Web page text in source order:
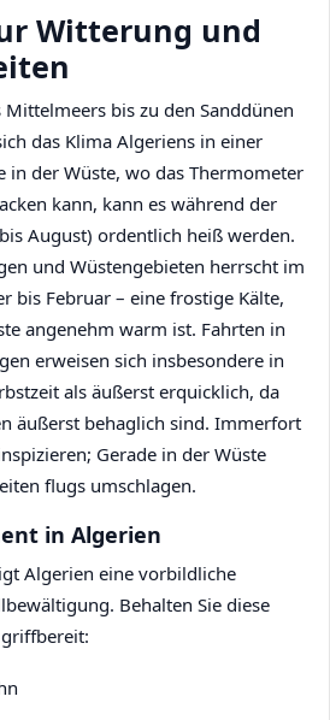
Witterung und
Mittelmeers bis zu den Sanddünen
das Klima Algeriens in einer
in der Wüste, wo das Thermometer
kann, kann es während der
August) ordentlich heiß werden.
und Wüstengebieten herrscht im
bis Februar – eine frostige Kälte,
angenehm warm ist. Fahrten in
erweisen sich insbesondere in
als äußerst erquicklich, da
äußerst behaglich sind. Immerfort
Gerade in der Wüste
flugs umschlagen.
in Algerien
Algerien eine vorbildliche
Behalten Sie diese